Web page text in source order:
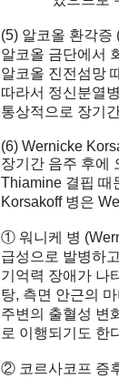
(5) 알코올 환각
알코올 금단에서
알코올 진전섬망
따라서 정신분열
통상적으로 장기
(6) Wernicke
장기간 음주 후에
Thiamine 결핍 때
Korsakoff 병은
① 워니케 병
급성으로 발병하
기억력 장애가 나
탕, 측면 안근의
주변의 출혈성 변
로 이행되기도 한
② 코르사코프 증